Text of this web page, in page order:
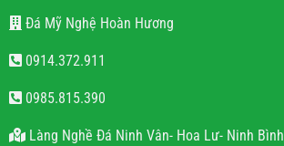
Đá Mỹ Nghệ Hoàn Hương
0914.372.911
0985.815.390
Làng Nghề Đá Ninh Vân- Hoa Lư- Ninh Bình